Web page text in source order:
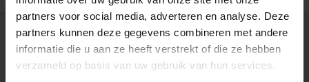
partners voor social media, adverteren en analyse. Deze
partners kunnen deze gegevens combineren met andere
informatie die u aan ze heeft verstrekt of die ze hebben
verzameld op basis van uw gebruik van hun services.
Nieuwsbrief
Ontvang de laatste updates, nieuws en aanbiedingen via email